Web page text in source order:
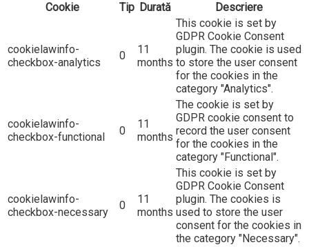
Cookie
Tip Durată Descriere
cookielawinfo-
checkbox-analytics
0
11
months
This cookie is set by
GDPR Cookie Consent
plugin. The cookie is used
to store the user consent
for the cookies in the
category "Analytics".
cookielawinfo-
checkbox-functional
0
11
months
The cookie is set by
GDPR cookie consent to
record the user consent
for the cookies in the
category "Functional".
cookielawinfo-
checkbox-necessary
0
11
months
This cookie is set by
GDPR Cookie Consent
plugin. The cookies is
used to store the user
consent for the cookies in
the category "Necessary".